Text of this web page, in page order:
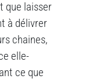
que laisser
à délivrer
chaines,
elle-
ce que